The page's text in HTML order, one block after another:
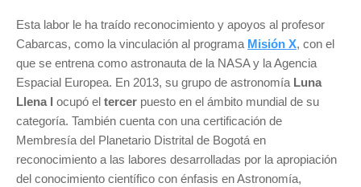
Esta labor le ha traído reconocimiento y apoyos al profesor
Cabarcas, como la vinculación al programa Misión X, con el
que se entrena como astronauta de la NASA y la Agencia
Espacial Europea. En 2013, su grupo de astronomía Luna
Llena I ocupó el tercer puesto en el ámbito mundial de su
categoría. También cuenta con una certificación de
Membresía del Planetario Distrital de Bogotá en
reconocimiento a las labores desarrolladas por la apropiación
del conocimiento científico con énfasis en Astronomía,